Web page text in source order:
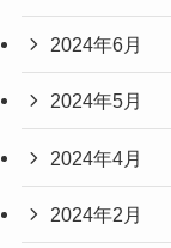
2024年6月
2024年5月
2024年4月
2024年2月